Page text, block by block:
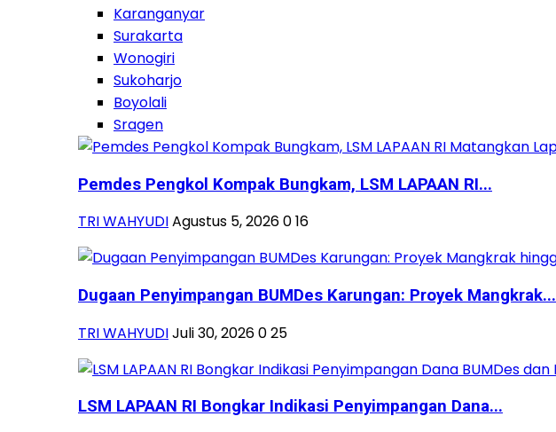
Karanganyar
Surakarta
Wonogiri
Sukoharjo
Boyolali
Sragen
Pemdes Pengkol Kompak Bungkam, LSM LAPAAN RI...
TRI WAHYUDIAgustus 5, 2026016
Dugaan Penyimpangan BUMDes Karungan: Proyek Mangkrak...
TRI WAHYUDIJuli 30, 2026025
LSM LAPAAN RI Bongkar Indikasi Penyimpangan Dana...